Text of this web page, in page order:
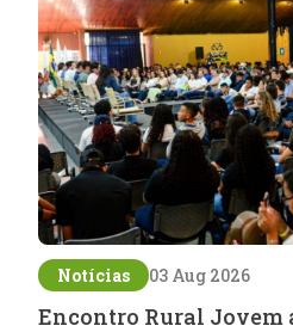
Notícias 03 Aug 2026
Encontro Rural Jovem